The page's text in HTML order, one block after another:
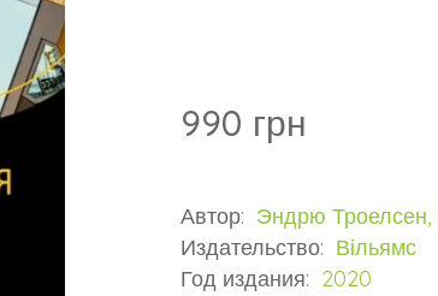
990 грн
Автор: Эндрю
Издательство: Вільямс
Год издания: 2020